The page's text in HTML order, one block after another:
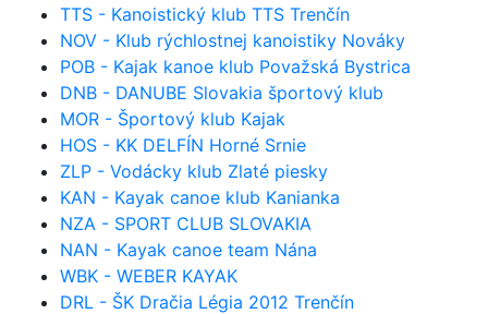
TTS - Kanoistický klub TTS Trenčín
NOV - Klub rýchlostnej kanoistiky Nováky
POB - Kajak kanoe klub Považská Bystrica
DNB - DANUBE Slovakia športový klub
MOR - Športový klub Kajak
HOS - KK DELFÍN Horné Srnie
ZLP - Vodácky klub Zlaté piesky
KAN - Kayak canoe klub Kanianka
NZA - SPORT CLUB SLOVAKIA
NAN - Kayak canoe team Nána
WBK - WEBER KAYAK
DRL - ŠK Dračia Légia 2012 Trenčín